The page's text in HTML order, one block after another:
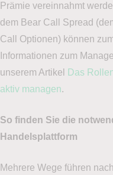
Prämie vereinnahmt
dem Bear Call Spread
Call Optionen) können
Informationen zum
unserem Artikel
Das
aktiv managen.
So finden Sie die
Handelsplattform
Mehrere Wege führen